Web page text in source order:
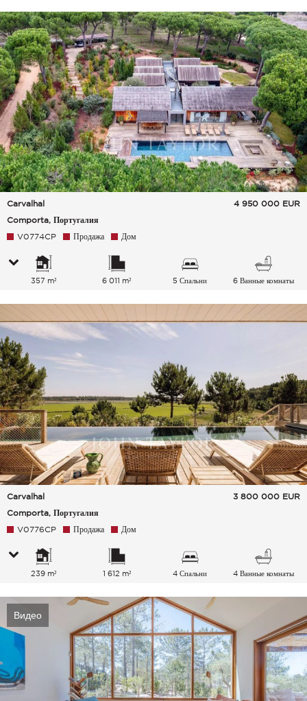
воздуха
Carvalhal
Comporta, Португалия
4 950 000 EUR
V0774CP Продажа Дом
357 m² 6 011 m² 5 Спальни 6 Ванные комнаты
Carvalhal
Comporta, Португалия
3 800 000 EUR
V0776CP Продажа Дом
239 m² 1 612 m² 4 Спальни 4 Ванные комнаты
Видео